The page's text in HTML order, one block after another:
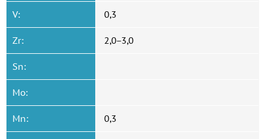
V: 0,3
Zr: 2,0−3,0
Sn:
Mo:
Mn: 0,3